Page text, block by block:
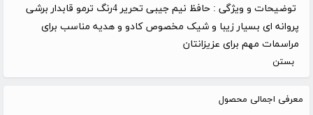
توضیحات و ویژگی :
حافظ نیم جیبی تحریر 4رنگ ترمو قابدار برشی
پروانه ای بسیار زیبا و شیک مخصوص کادو و هدیه مناسب برای
مراسمات مهم برای عزیزانتان
بستن
معرفی اجمالی محصول